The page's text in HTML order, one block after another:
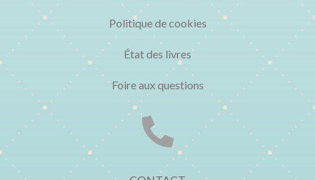
Politique de cookies
État des livres
Foire aux questions
